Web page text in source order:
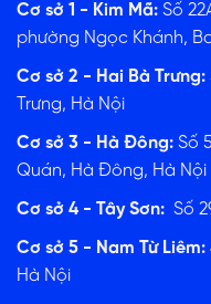
Cơ sở 1 - Kim Mã: Số
phường Ngọc Khánh,
Cơ sở 2 - Hai Bà Trưng:
Trưng, Hà Nội
Cơ sở 3 - Hà Đông: Số
Quán, Hà Đông, Hà Nội
Cơ sở 4 - Tây Sơn: Số
Cơ sở 5 - Nam Từ Liêm:
Hà Nội